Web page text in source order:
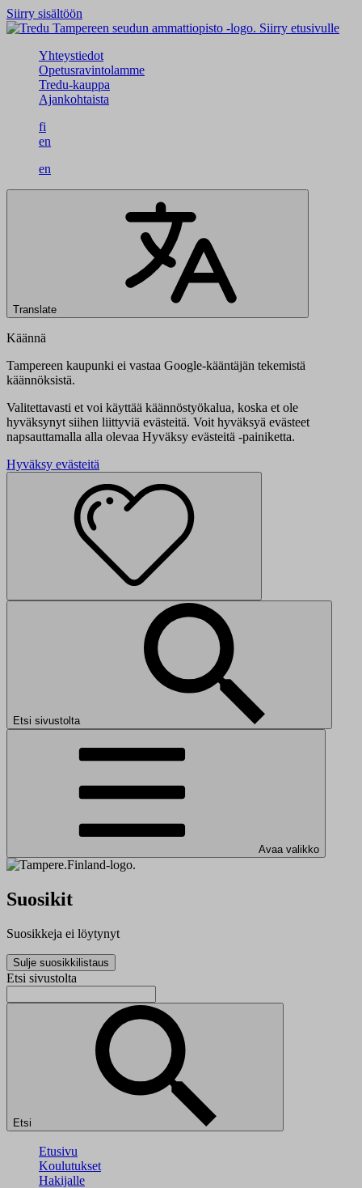
Siirry sisältöön
Siirry etusivulle
Yhteystiedot
Opetusravintolamme
Tredu-kauppa
Ajankohtaista
fi
en
en
Translate
Käännä
Tampereen kaupunki ei vastaa Google-kääntäjän tekemistä
käännöksistä.
Valitettavasti et voi käyttää käännöstyökalua, koska et ole
hyväksynyt siihen liittyviä evästeitä. Voit hyväksyä evästeet
napsauttamalla alla olevaa Hyväksy evästeitä -painiketta.
Hyväksy evästeitä
Etsi sivustolta
Avaa valikko
Suosikit
Suosikkeja ei löytynyt
Sulje suosikkilistaus
Etsi sivustolta
Etsi
Etusivu
Koulutukset
Hakijalle